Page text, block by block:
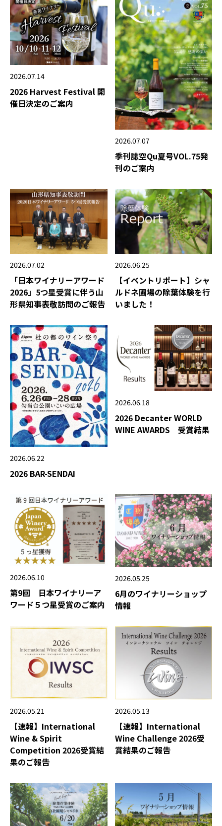
2026.07.14
2026 Harvest Festival 開
催日決定のご案内
2026.07.07
季刊誌空Qu夏号VOL.75発
刊のご案内
2026.07.02
「日本ワイナリーアワード
2026」5つ星受賞に伴う山
形県知事表敬訪問のご報告
2026.06.25
【イベントリポート】シャ
ルドネ圃場の除葉体験を行
いました！
2026.06.22
2026 BAR-SENDAI
2026.06.18
2026 Decanter WORLD
WINE AWARDS 受賞結果
2026.06.10
第9回 日本ワイナリーア
ワード５つ星受賞のご案内
2026.05.25
6月のワイナリーショップ
情報
2026.05.21
【速報】International
Wine & Spirit
Competition 2026受賞結
果のご報告
2026.05.13
【速報】International
Wine Challenge 2026受
賞結果のご報告